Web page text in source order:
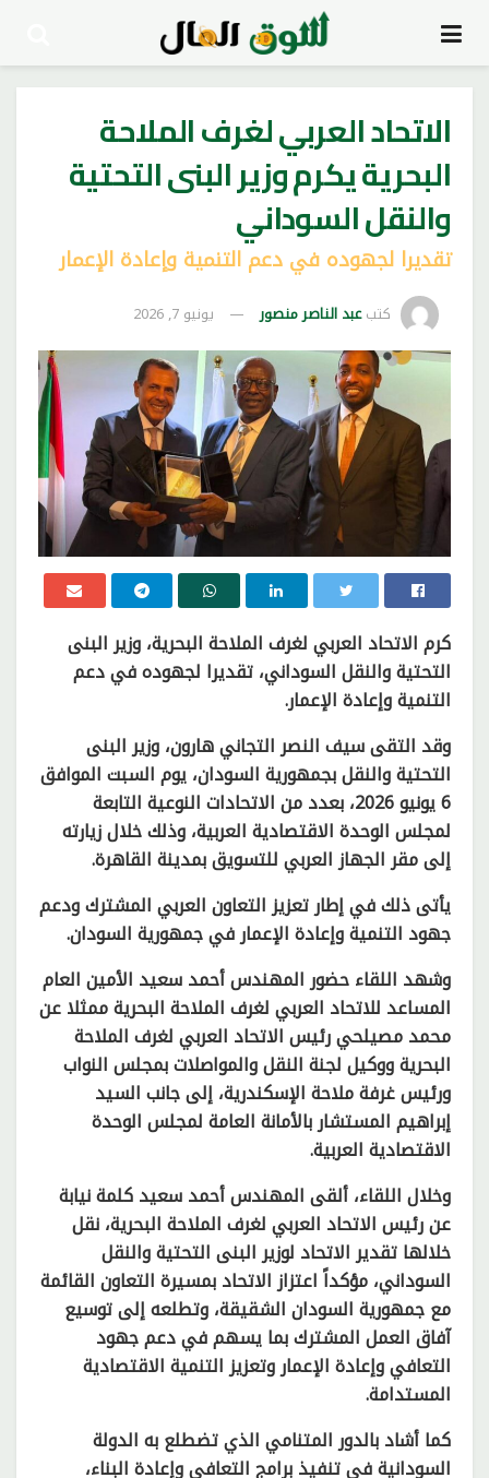
الاتحاد العربي لغرف الملاحة
البحرية يكرم وزير البنى التحتية
والنقل السوداني
تقديرا لجهوده في دعم التنمية وإعادة الإعمار
كتبعبد الناصر منصور يونيو 7, 2026
كرم الاتحاد العربي لغرف الملاحة البحرية، وزير البنى
التحتية والنقل السوداني، تقديرا لجهوده في دعم
التنمية وإعادة الإعمار.
وقد التقى سيف النصر التجاني هارون، وزير البنى
التحتية والنقل بجمهورية السودان، يوم السبت الموافق
6 يونيو 2026، بعدد من الاتحادات النوعية التابعة
لمجلس الوحدة الاقتصادية العربية، وذلك خلال زيارته
إلى مقر الجهاز العربي للتسويق بمدينة القاهرة.
يأتى ذلك في إطار تعزيز التعاون العربي المشترك ودعم
جهود التنمية وإعادة الإعمار في جمهورية السودان.
وشهد اللقاء حضور المهندس أحمد سعيد الأمين العام
المساعد للاتحاد العربي لغرف الملاحة البحرية ممثلا عن
محمد مصيلحي رئيس الاتحاد العربي لغرف الملاحة
البحرية ووكيل لجنة النقل والمواصلات بمجلس النواب
ورئيس غرفة ملاحة الإسكندرية، إلى جانب السيد
إبراهيم المستشار بالأمانة العامة لمجلس الوحدة
الاقتصادية العربية.
وخلال اللقاء، ألقى المهندس أحمد سعيد كلمة نيابة
عن رئيس الاتحاد العربي لغرف الملاحة البحرية، نقل
خلالها تقدير الاتحاد لوزير البنى التحتية والنقل
السوداني، مؤكداً اعتزاز الاتحاد بمسيرة التعاون القائمة
مع جمهورية السودان الشقيقة، وتطلعه إلى توسيع
آفاق العمل المشترك بما يسهم في دعم جهود
التعافي وإعادة الإعمار وتعزيز التنمية الاقتصادية
المستدامة.
كما أشاد بالدور المتنامي الذي تضطلع به الدولة
السودانية في تنفيذ برامج التعافي وإعادة البناء،